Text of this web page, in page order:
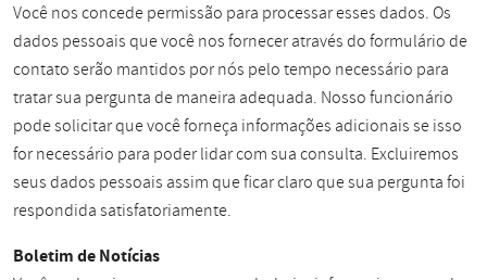
Você nos concede permissão para processar esses dados. Os
dados pessoais que você nos fornecer através do formulário de
contato serão mantidos por nós pelo tempo necessário para
tratar sua pergunta de maneira adequada. Nosso funcionário
pode solicitar que você forneça informações adicionais se isso
for necessário para poder lidar com sua consulta. Excluiremos
seus dados pessoais assim que ficar claro que sua pergunta foi
respondida satisfatoriamente.
Boletim de Notícias